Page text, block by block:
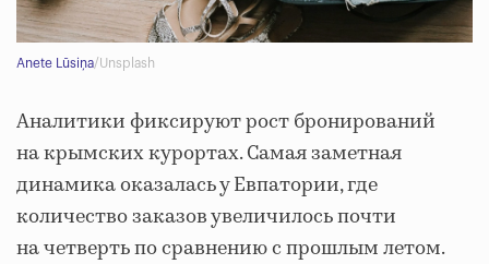
Anete Lūsiņa/Unsplash
Аналитики фиксируют рост бронирований
на крымских курортах. Самая заметная
динамика оказалась у Евпатории, где
количество заказов увеличилось почти
на четверть по сравнению с прошлым летом.